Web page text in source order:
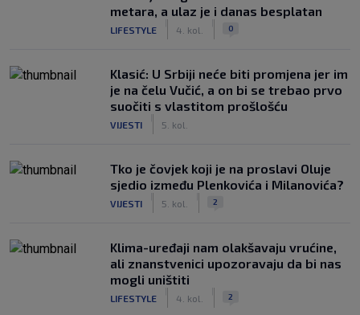
metara, a ulaz je i danas besplatan
LIFESTYLE 4. kol. 0
Klasić: U Srbiji neće biti promjena jer im
je na čelu Vučić, a on bi se trebao prvo
suočiti s vlastitom prošlošću
VIJESTI 5. kol.
Tko je čovjek koji je na proslavi Oluje
sjedio između Plenkovića i Milanovića?
VIJESTI 5. kol. 2
Klima-uređaji nam olakšavaju vrućine,
ali znanstvenici upozoravaju da bi nas
mogli uništiti
LIFESTYLE 4. kol. 2